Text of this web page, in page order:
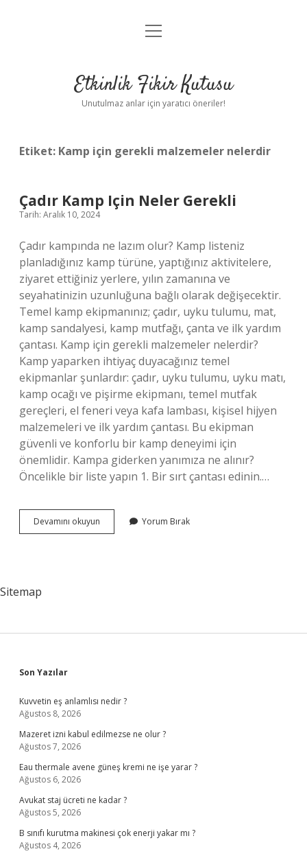
Anasayfa
Yasal Uyarı
menüyü
Etkinlik Fikir Kutusu
Unutulmaz anlar için yaratıcı öneriler!
Etiket: Kamp için gerekli malzemeler nelerdir
Çadır Kamp Için Neler Gerekli
Tarih: Aralık 10, 2024
Çadır kampında ne lazım olur? Kamp listeniz
planladığınız kamp türüne, yaptığınız aktivitelere,
ziyaret ettiğiniz yerlere, yılın zamanına ve
seyahatinizin uzunluğuna bağlı olarak değişecektir.
Temel kamp ekipmanınız; çadır, uyku tulumu, mat,
kamp sandalyesi, kamp mutfağı, çanta ve ilk yardım
çantası. Kamp için gerekli malzemeler nelerdir?
Kamp yaparken ihtiyaç duyacağınız temel
ekipmanlar şunlardır: çadır, uyku tulumu, uyku matı,
kamp ocağı ve pişirme ekipmanı, temel mutfak
gereçleri, el feneri veya kafa lambası, kişisel hijyen
malzemeleri ve ilk yardım çantası. Bu ekipman
güvenli ve konforlu bir kamp deneyimi için
önemlidir. Kampa giderken yanımıza ne alınır?
Öncelikle bir liste yapın 1. Bir sırt çantası edinin.…
Devamını okuyun
Kamp
Yorum Bırak
Sitemap
Sidebar
Son Yazılar
Kuvvetin eş anlamlısı nedir ?
Ağustos 8, 2026
Mazeret izni kabul edilmezse ne olur ?
Ağustos 7, 2026
Eau thermale avene güneş kremi ne işe yarar ?
Ağustos 6, 2026
Avukat staj ücreti ne kadar ?
Ağustos 5, 2026
B sınıfı kurutma makinesi çok enerji yakar mı ?
Ağustos 4, 2026